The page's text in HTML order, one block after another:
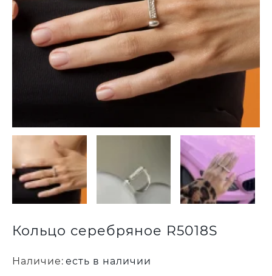
Кольцо серебряное R5018S
Наличие: есть в наличии